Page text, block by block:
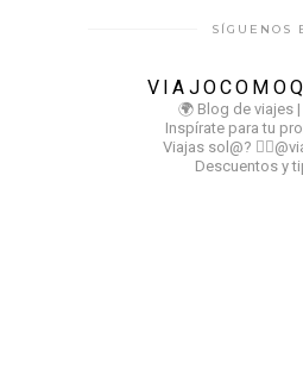
SÍGUENOS
🌍 Blog de viajes
Inspírate para tu
Viajas sol@?
Descuentos y